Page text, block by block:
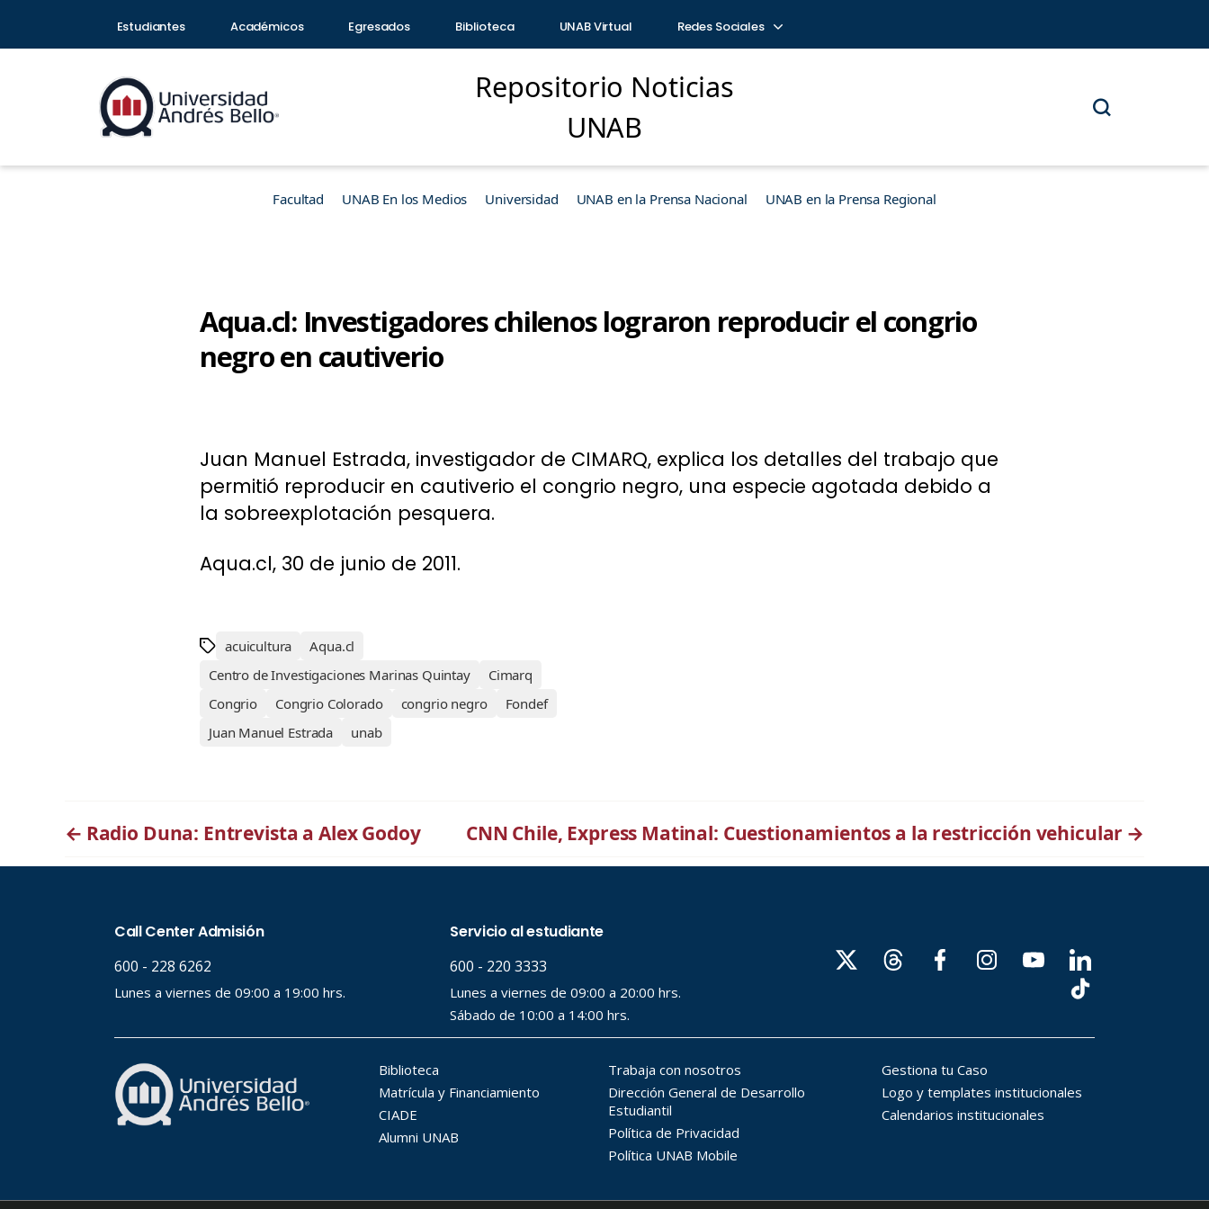
Estudiantes Académicos Egresados Biblioteca UNAB Virtual Redes Sociales
Repositorio Noticias
UNAB
Facultad UNAB En los Medios Universidad UNAB en la Prensa Nacional UNAB en la Prensa Regional
Aqua.cl: Investigadores chilenos lograron reproducir el congrio
negro en cautiverio
Juan Manuel Estrada, investigador de CIMARQ, explica los detalles del trabajo que
permitió reproducir en cautiverio el congrio negro, una especie agotada debido a
la sobreexplotación pesquera.
Aqua.cl, 30 de junio de 2011.
acuicultura
Aqua.cl
Centro de Investigaciones Marinas Quintay
Cimarq
Congrio
Congrio Colorado congrio negro
Fondef
Juan Manuel Estrada
unab
← Radio Duna: Entrevista a Alex Godoy CNN Chile, Express Matinal: Cuestionamientos a la restricción vehicular →